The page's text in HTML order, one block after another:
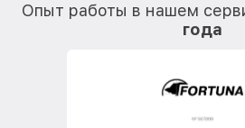
Опыт работы в нашем
года